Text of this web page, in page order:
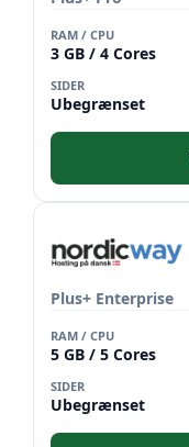
RAM / CPU
3 GB / 4 Cores
SIDER
Ubegrænset
Plus+ Enterprise
RAM / CPU
5 GB / 5 Cores
SIDER
Ubegrænset